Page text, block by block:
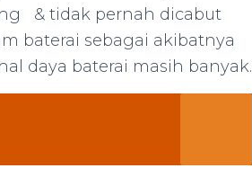
& tidak pernah dicabut
baterai sebagai akibatnya
daya baterai masih banyak.